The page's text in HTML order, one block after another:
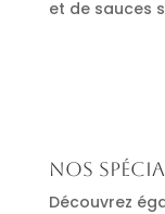
et de sauces
Nos
Découvrez